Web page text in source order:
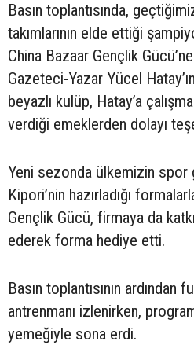
Basın toplantısında,
takımlarının elde ettiği
China Bazaar Gençlik
Gazeteci-Yazar Yücel
beyazlı kulüp, Hatay’a
verdiği emeklerden dolayı
Yeni sezonda ülkemizin spor
Kipori’nin hazırladığı
Gençlik Gücü, firmaya da
ederek forma hediye etti.
Basın toplantısının ardından
antrenmanı izlenirken,
yemeğiyle sona erdi.